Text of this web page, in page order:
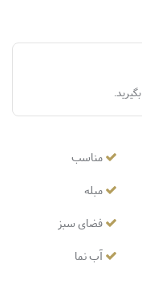
مناسب
مبله
فضای سبز
آب نما